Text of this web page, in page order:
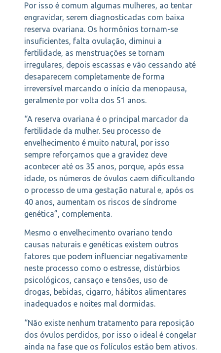
Por isso é comum algumas mulheres, ao tentar
engravidar, serem diagnosticadas com baixa
reserva ovariana. Os hormônios tornam-se
insuficientes, falta ovulação, diminui a
fertilidade, as menstruações se tornam
irregulares, depois escassas e vão cessando até
desaparecem completamente de forma
irreversível marcando o início da menopausa,
geralmente por volta dos 51 anos.
“A reserva ovariana é o principal marcador da
fertilidade da mulher. Seu processo de
envelhecimento é muito natural, por isso
sempre reforçamos que a gravidez deve
acontecer até os 35 anos, porque, após essa
idade, os números de óvulos caem dificultando
o processo de uma gestação natural e, após os
40 anos, aumentam os riscos de síndrome
genética”, complementa.
Mesmo o envelhecimento ovariano tendo
causas naturais e genéticas existem outros
fatores que podem influenciar negativamente
neste processo como o estresse, distúrbios
psicológicos, cansaço e tensões, uso de
drogas, bebidas, cigarro, hábitos alimentares
inadequados e noites mal dormidas.
“Não existe nenhum tratamento para reposição
dos óvulos perdidos, por isso o ideal é congelar
ainda na fase que os folículos estão bem ativos.